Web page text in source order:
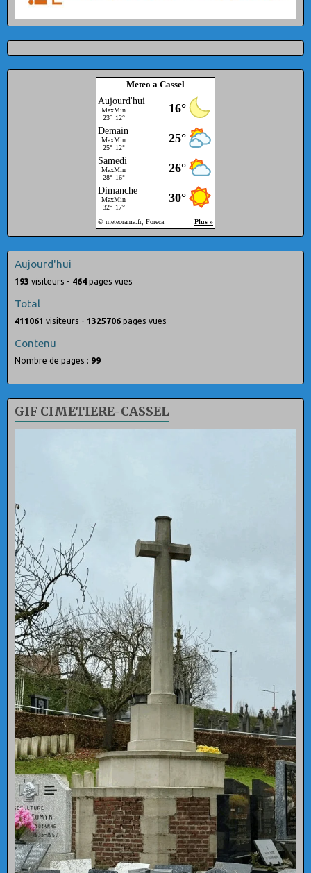
Meteo a Cassel
Aujourd'hui
193 visiteurs - 464 pages vues
Total
411061 visiteurs - 1325706 pages vues
Contenu
Nombre de pages : 99
GIF CIMETIERE-CASSEL